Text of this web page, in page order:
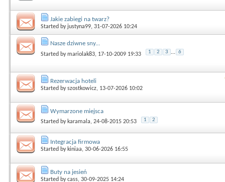
Jakie zabiegi na twarz?
Started by justyna99, 31-07-2026 10:24
Nasze dziwne sny...
Started bymariolak83, 17-10-2009 19:33 1 2 3 ... 6
Rezerwacja hoteli
Started byszostkowicz, 13-07-2026 10:02
Wymarzone miejsca
Started by karamala, 24-08-2015 20:53 1 2
Integracja firmowa
Started by kiniaa, 30-06-2026 16:55
Buty na jesień
Started bycass, 30-09-2025 14:24